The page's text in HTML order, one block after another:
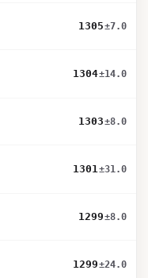
1305±7.0
1304±14.0
1303±8.0
1301±31.0
1299±8.0
1299±24.0